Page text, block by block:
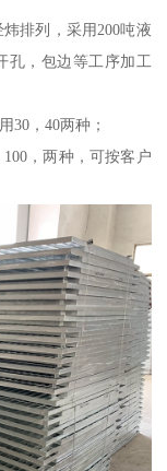
排列，采用200吨液
孔，包边等工序加工
30，40两种；
，两种，可按客户